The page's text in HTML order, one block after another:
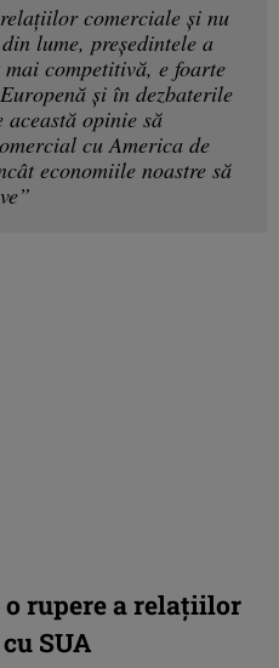
comerciale şi nu
lume, președintele a
competitivă, e foarte
și în dezbaterile
opinie să
cu America de
economiile noastre să
rupere a relațiilor
SUA